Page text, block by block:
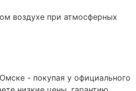
воздухе при атмосферных
- покупая у официального